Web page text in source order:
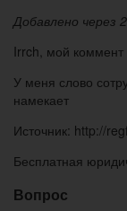
Добавлено через
Irrch, мой коммент
У меня слово
намекает
Источник: http://
Бесплатная
Вопрос